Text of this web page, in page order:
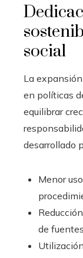
social
La
en políticas
equilibrar
desarrollado
Menor
de